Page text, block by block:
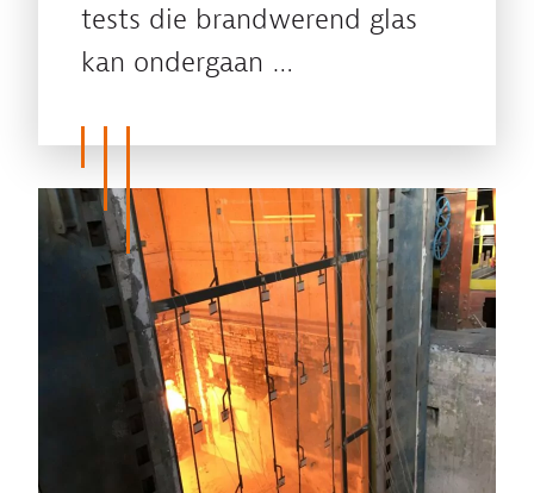
tests die brandwerend glas
kan ondergaan …